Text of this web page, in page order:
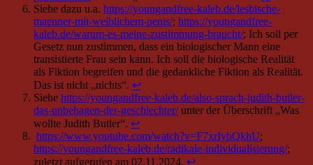
wollte Judith Butler“.↩︎
https://www.youtube.com/watch?v=F7xrIybQkhU;
https://youngandfree-kaleb.de/radikale-individualisierung/;
zuletzt aufgerufen am 02.11.2024.↩︎
Z.B. die einseitige Betonung des Menschen als Kollektiv-
Wesen in Ideologien wie dem Nationalsozialismus und
Kommunismus.↩︎
Kategorie:NewsSchlagwörter:Meinungsfreiheit ,Politik,
Transgender
Vorheriger Beitrag:Selbstbestimmungsgesetz tritt in Kraft
Nächster Beitrag:Verantwortung und Rechte